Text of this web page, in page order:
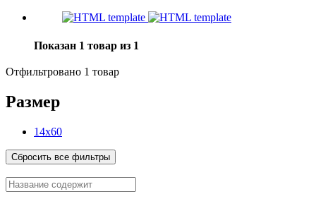
Показан 1 товар из 1
Отфильтровано 1 товар
Размер
14х60
Сбросить все фильтры